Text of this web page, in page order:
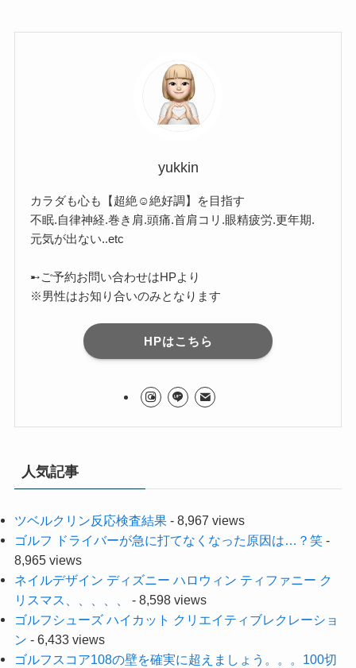
yukkin
カラダも心も【超絶☺︎絶好調】を目指す
不眠.自律神経.巻き肩.頭痛.首肩コリ.眼精疲労.更年期.
元気が出ない..etc
➸ご予約お問い合わせはHPより
※男性はお知り合いのみとなります
HPはこちら
人気記事
ツベルクリン反応検査結果- 8,967 views
ゴルフ ドライバーが急に打てなくなった原因は…？笑-
8,965 views
ネイルデザイン ディズニー ハロウィン ティファニー ク
リスマス、、、、、
- 8,598 views
ゴルフシューズ ハイカット クリエイティブレクレーショ
ン - 6,433 views
ゴルフスコア108の壁を確実に超えましょう。。。100切